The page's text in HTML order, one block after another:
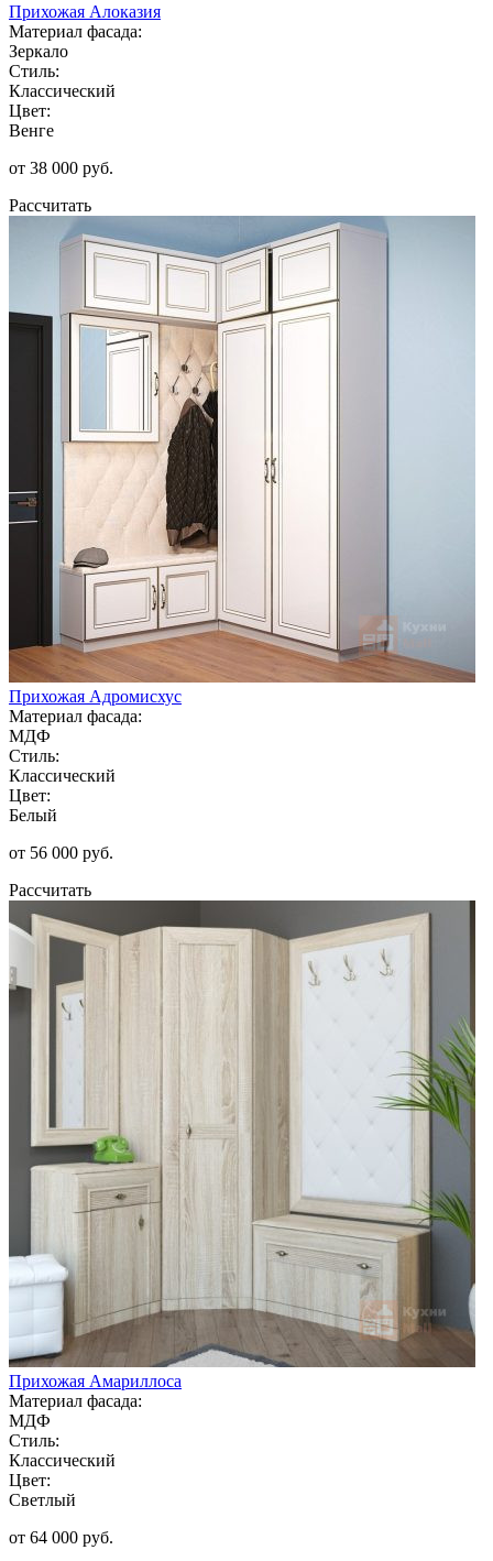
Прихожая Алоказия
Материал фасада:
Зеркало
Стиль:
Классический
Цвет:
Венге
от 38 000 руб.
Рассчитать
Прихожая Адромисхус
Материал фасада:
МДФ
Стиль:
Классический
Цвет:
Белый
от 56 000 руб.
Рассчитать
Прихожая Амариллоса
Материал фасада:
МДФ
Стиль:
Классический
Цвет:
Светлый
от 64 000 руб.